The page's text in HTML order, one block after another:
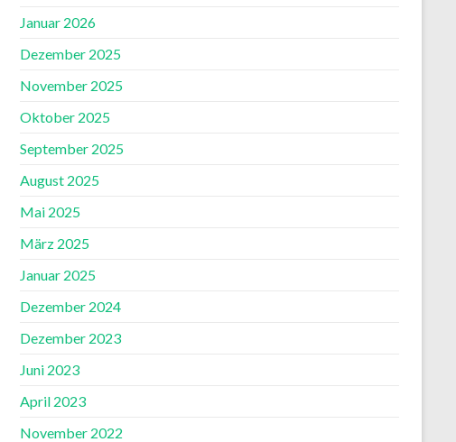
Januar 2026
Dezember 2025
November 2025
Oktober 2025
September 2025
August 2025
Mai 2025
März 2025
Januar 2025
Dezember 2024
Dezember 2023
Juni 2023
April 2023
November 2022